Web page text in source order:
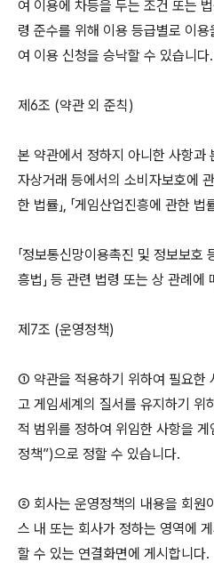
여 이용에 차등을 두는 조건 또는
령 준수를 위해 이용 등급별로 이
여 이용 신청을 승낙할 수 있습니다.
제6조 (약관 외 준칙)
본 약관에서 정하지 아니한 사항과
자상거래 등에서의 소비자보호에 관
한 법률」, 「게임산업진흥에 관한 법
「정보통신망이용촉진 및 정보보호
흥법」 등 관련 법령 또는 상 관례에
제7조 (운영정책)
① 약관을 적용하기 위하여 필요한
고 게임세계의 질서를 유지하기 위
적 범위를 정하여 위임한 사항을
정책”)으로 정할 수 있습니다.
② 회사는 운영정책의 내용을 회원
스 내 또는 회사가 정하는 영역에
할 수 있는 연결화면에 게시합니다.